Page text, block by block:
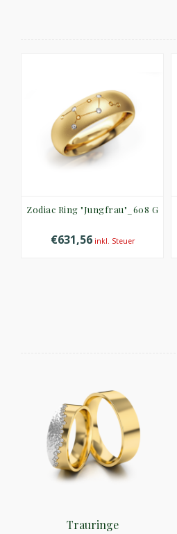
Zodiac Ring "Jungfrau"_608 G
€631,56inkl. Steuer
Trauringe